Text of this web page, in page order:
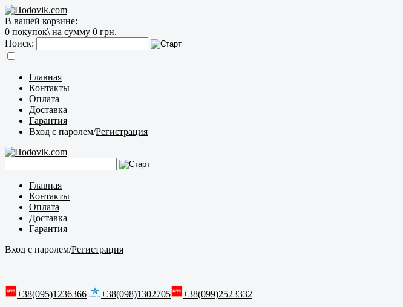
В вашей корзине:
0 покупок\ на сумму 0 грн.
Поиск:
Главная
Контакты
Оплата
Доставка
Гарантия
Вход с паролем/Регистрация
Главная
Контакты
Оплата
Доставка
Гарантия
Вход с паролем/Регистрация
+38(095)1236366 +38(098)1302705 +38(099)2523332